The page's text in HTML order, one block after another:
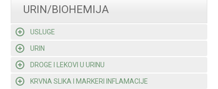
URIN/BIOHEMIJA
USLUGE
URIN
DROGE I LEKOVI U URINU
KRVNA SLIKA I MARKERI INFLAMACIJE